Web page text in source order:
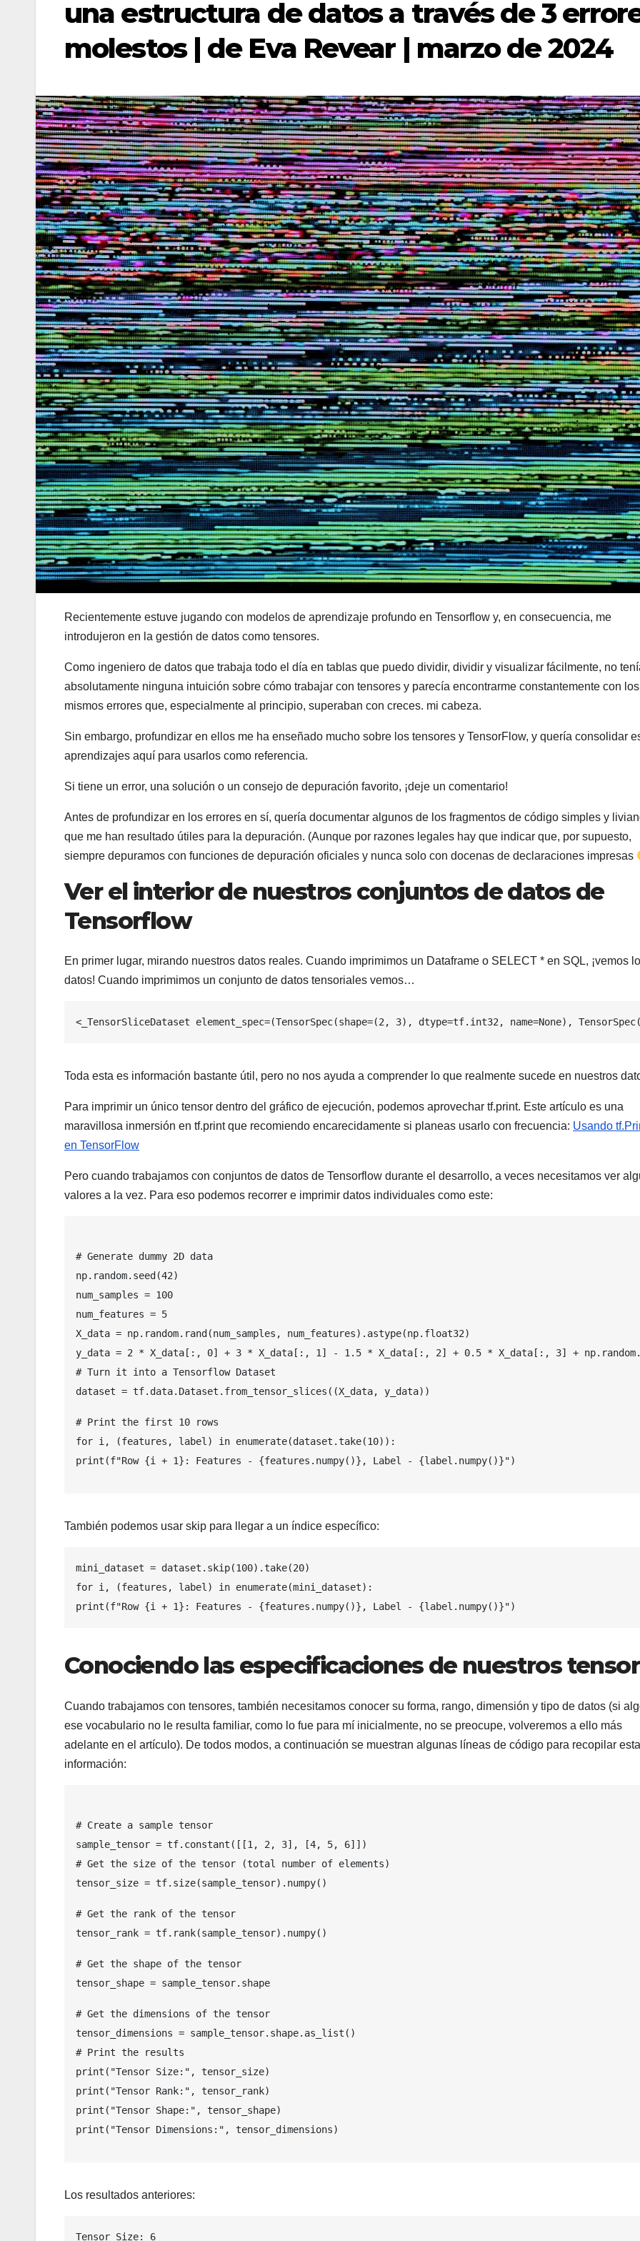
una estructura de datos a través de 3
molestos | de Eva Revear | marzo de 2024
Recientemente estuve jugando con modelos de aprendizaje profundo en Tensorflow y, en consecuencia, me
introdujeron en la gestión de datos como tensores.
Como ingeniero de datos que trabaja todo el día en tablas que puedo dividir, dividir y visualizar fácilmente, no
absolutamente ninguna intuición sobre cómo trabajar con tensores y parecía encontrarme constantemente con los
mismos errores que, especialmente al principio, superaban con creces. mi cabeza.
Sin embargo, profundizar en ellos me ha enseñado mucho sobre los tensores y TensorFlow, y quería consolidar
aprendizajes aquí para usarlos como referencia.
Si tiene un error, una solución o un consejo de depuración favorito, ¡deje un comentario!
Antes de profundizar en los errores en sí, quería documentar algunos de los fragmentos de código simples y
que me han resultado útiles para la depuración. (Aunque por razones legales hay que indicar que, por supuesto,
siempre depuramos con funciones de depuración oficiales y nunca solo con docenas de declaraciones impresas
Ver el interior de nuestros conjuntos de datos de
Tensorflow
En primer lugar, mirando nuestros datos reales. Cuando imprimimos un Dataframe o SELECT * en SQL, ¡vemos
datos! Cuando imprimimos un conjunto de datos tensoriales vemos…
<_TensorSliceDataset element_spec=(TensorSpec(shape=(2, 3), dtype=tf.int32, name=None),
Toda esta es información bastante útil, pero no nos ayuda a comprender lo que realmente sucede en nuestros
Para imprimir un único tensor dentro del gráfico de ejecución, podemos aprovechar tf.print. Este artículo es una
maravillosa inmersión en tf.print que recomiendo encarecidamente si planeas usarlo con frecuencia: Usando
en TensorFlow
Pero cuando trabajamos con conjuntos de datos de Tensorflow durante el desarrollo, a veces necesitamos ver
valores a la vez. Para eso podemos recorrer e imprimir datos individuales como este:
# Generate dummy 2D data
np.random.seed(42)
num_samples = 100
num_features = 5
X_data = np.random.rand(num_samples, num_features).astype(np.float32)
y_data = 2 * X_data[:, 0] + 3 * X_data[:, 1] - 1.5 * X_data[:, 2] + 0.5 * X_data[:, 3] +
# Turn it into a Tensorflow Dataset
dataset = tf.data.Dataset.from_tensor_slices((X_data, y_data))
# Print the first 10 rows
for i, (features, label) in enumerate(dataset.take(10)):
print(f"Row {i + 1}: Features - {features.numpy()}, Label - {label.numpy()}")
También podemos usar skip para llegar a un índice específico:
mini_dataset = dataset.skip(100).take(20)
for i, (features, label) in enumerate(mini_dataset):
print(f"Row {i + 1}: Features - {features.numpy()}, Label - {label.numpy()}")
Conociendo las especificaciones de nuestros
Cuando trabajamos con tensores, también necesitamos conocer su forma, rango, dimensión y tipo de datos (si
ese vocabulario no le resulta familiar, como lo fue para mí inicialmente, no se preocupe, volveremos a ello más
adelante en el artículo). De todos modos, a continuación se muestran algunas líneas de código para recopilar esta
información:
# Create a sample tensor
sample_tensor = tf.constant([[1, 2, 3], [4, 5, 6]])
# Get the size of the tensor (total number of elements)
tensor_size = tf.size(sample_tensor).numpy()
# Get the rank of the tensor
tensor_rank = tf.rank(sample_tensor).numpy()
# Get the shape of the tensor
tensor_shape = sample_tensor.shape
# Get the dimensions of the tensor
tensor_dimensions = sample_tensor.shape.as_list()
# Print the results
print("Tensor Size:", tensor_size)
print("Tensor Rank:", tensor_rank)
print("Tensor Shape:", tensor_shape)
print("Tensor Dimensions:", tensor_dimensions)
Los resultados anteriores:
Tensor Size: 6